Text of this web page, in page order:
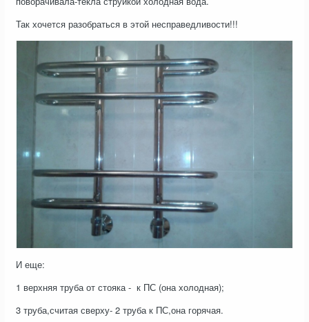
Так хочется разобраться в этой несправедливости!!!
И еще:
1 верхняя труба от стояка - к ПС (она холодная);
3 труба,считая сверху- 2 труба к ПС,она горячая.